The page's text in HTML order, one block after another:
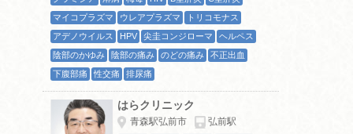
マイコプラズマ
ウレアプラズマ
トリコモナス
アデノウイルス
HPV 尖圭コンジローマ
ヘルペス
陰部のかゆみ
陰部の痛み のどの痛み
不正出血
下腹部痛
性交痛 排尿痛
はらクリニック
青森駅弘前市 弘前駅